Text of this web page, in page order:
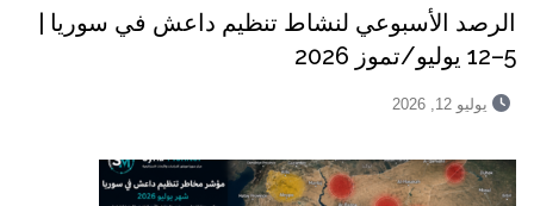
الرصد الأسبوعي لنشاط تنظيم داعش في سوريا |
5–12 يوليو/تموز 2026
يوليو 12, 2026